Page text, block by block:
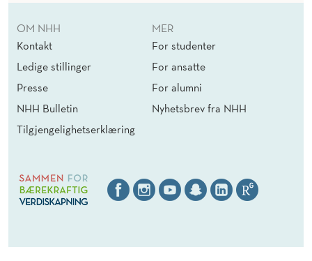
OM NHH
Kontakt
Ledige stillinger
Presse
NHH Bulletin
Tilgjengelighetserklæring
MER
For studenter
For ansatte
For alumni
Nyhetsbrev fra NHH